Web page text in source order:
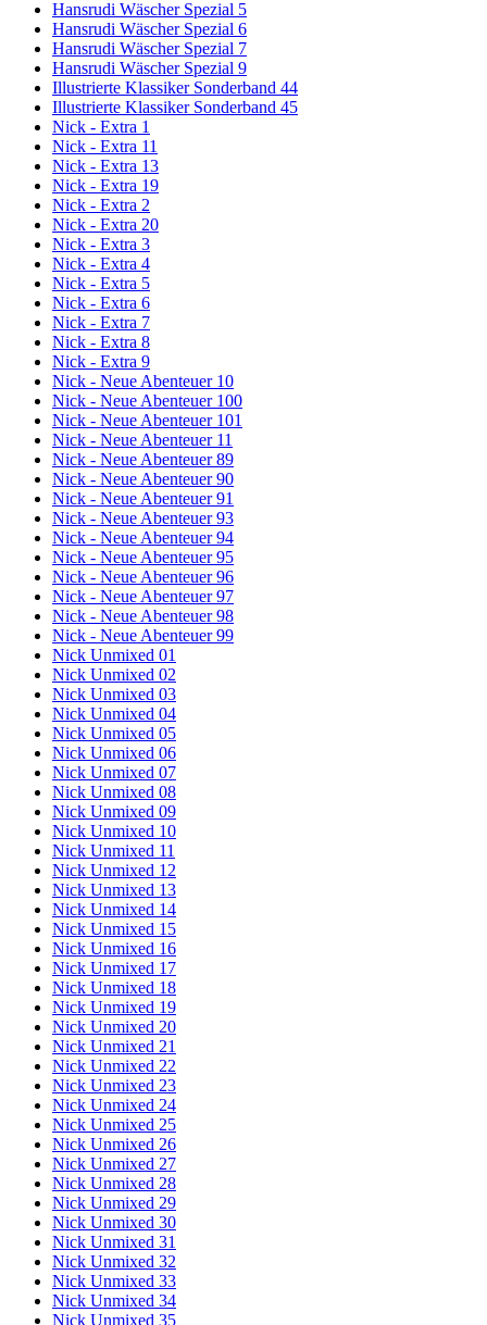
Hansrudi Wäscher Spezial 5
Hansrudi Wäscher Spezial 6
Hansrudi Wäscher Spezial 7
Hansrudi Wäscher Spezial 9
Illustrierte Klassiker Sonderband 44
Illustrierte Klassiker Sonderband 45
Nick - Extra 1
Nick - Extra 11
Nick - Extra 13
Nick - Extra 19
Nick - Extra 2
Nick - Extra 20
Nick - Extra 3
Nick - Extra 4
Nick - Extra 5
Nick - Extra 6
Nick - Extra 7
Nick - Extra 8
Nick - Extra 9
Nick - Neue Abenteuer 10
Nick - Neue Abenteuer 100
Nick - Neue Abenteuer 101
Nick - Neue Abenteuer 11
Nick - Neue Abenteuer 89
Nick - Neue Abenteuer 90
Nick - Neue Abenteuer 91
Nick - Neue Abenteuer 93
Nick - Neue Abenteuer 94
Nick - Neue Abenteuer 95
Nick - Neue Abenteuer 96
Nick - Neue Abenteuer 97
Nick - Neue Abenteuer 98
Nick - Neue Abenteuer 99
Nick Unmixed 01
Nick Unmixed 02
Nick Unmixed 03
Nick Unmixed 04
Nick Unmixed 05
Nick Unmixed 06
Nick Unmixed 07
Nick Unmixed 08
Nick Unmixed 09
Nick Unmixed 10
Nick Unmixed 11
Nick Unmixed 12
Nick Unmixed 13
Nick Unmixed 14
Nick Unmixed 15
Nick Unmixed 16
Nick Unmixed 17
Nick Unmixed 18
Nick Unmixed 19
Nick Unmixed 20
Nick Unmixed 21
Nick Unmixed 22
Nick Unmixed 23
Nick Unmixed 24
Nick Unmixed 25
Nick Unmixed 26
Nick Unmixed 27
Nick Unmixed 28
Nick Unmixed 29
Nick Unmixed 30
Nick Unmixed 31
Nick Unmixed 32
Nick Unmixed 33
Nick Unmixed 34
Nick Unmixed 35